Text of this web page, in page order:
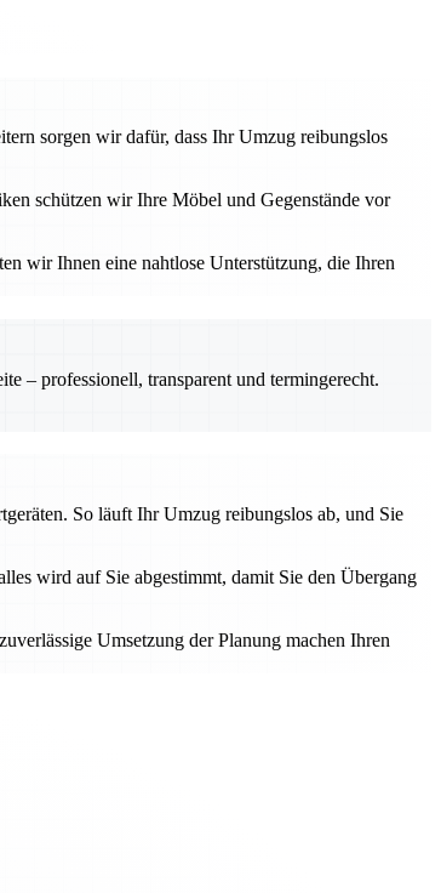
sorgen wir dafür, dass Ihr Umzug reibungslos
schützen wir Ihre Möbel und Gegenstände vor
wir Ihnen eine nahtlose Unterstützung, die Ihren
– professionell, transparent und termingerecht.
So läuft Ihr Umzug reibungslos ab, und Sie
wird auf Sie abgestimmt, damit Sie den Übergang
Umsetzung der Planung machen Ihren